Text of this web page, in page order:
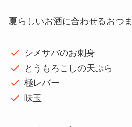
夏らしいお酒に合わせるおつ
シメサバのお刺身
とうもろこしの天ぷら
極レバー
味玉